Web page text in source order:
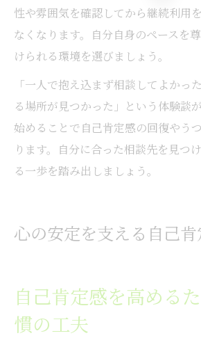
性や雰囲気を確認してから継続利用
なくなります。自分自身のペースを
けられる環境を選びましょう。
「一人で抱え込まず相談してよかっ
る場所が見つかった」という体験談
始めることで自己肯定感の回復やう
ります。自分に合った相談先を見つ
る一歩を踏み出しましょう。
心の安定を支える自己
自己肯定感を高める
慣の工夫